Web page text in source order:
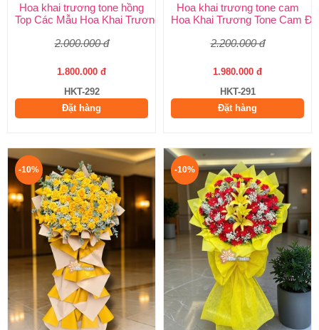
Hoa khai trương tone hồng
Top Các Mẫu Hoa Khai Trương Tone Hồng Đẹp, Sang Trọng,
2.000.000 đ
1.800.000 đ
HKT-292
Đặt hàng
Hoa khai trương tone cam
Hoa Khai Trương Tone Cam
2.200.000 đ
1.980.000 đ
HKT-291
Đặt hàng
-10% -10%